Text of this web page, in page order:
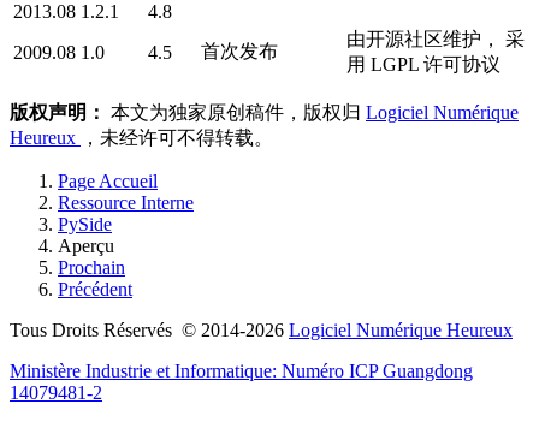
2013.08 1.2.1
4.8
2009.08 1.0 4.5 首次发布
由开源社区维护， 采
用 LGPL 许可协议
版权声明： 本文为独家原创稿件，版权归 Logiciel Numérique
Heureux
，未经许可不得转载。
Page Accueil
Ressource Interne
PySide
Aperçu
Prochain
Précédent
Tous Droits Réservés © 2014-2026 Logiciel Numérique Heureux
Ministère Industrie et Informatique: Numéro ICP Guangdong
14079481-2